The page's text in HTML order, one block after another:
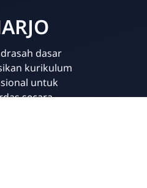
dasar
kurikulum
untuk
secara